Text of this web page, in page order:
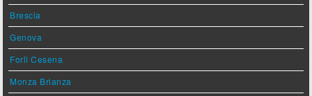
Brescia
Genova
Forlì Cesena
Monza Brianza